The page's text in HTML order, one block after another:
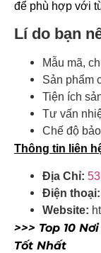
để phù hợp với
Lí do bạn
Mẫu mã,
Sản phẩm
Tiện ích
Tư vấn
Chế độ
Thông tin liên
Địa Chỉ:
Điện thoại:
Website:
>>> Top 10
Tốt Nhất